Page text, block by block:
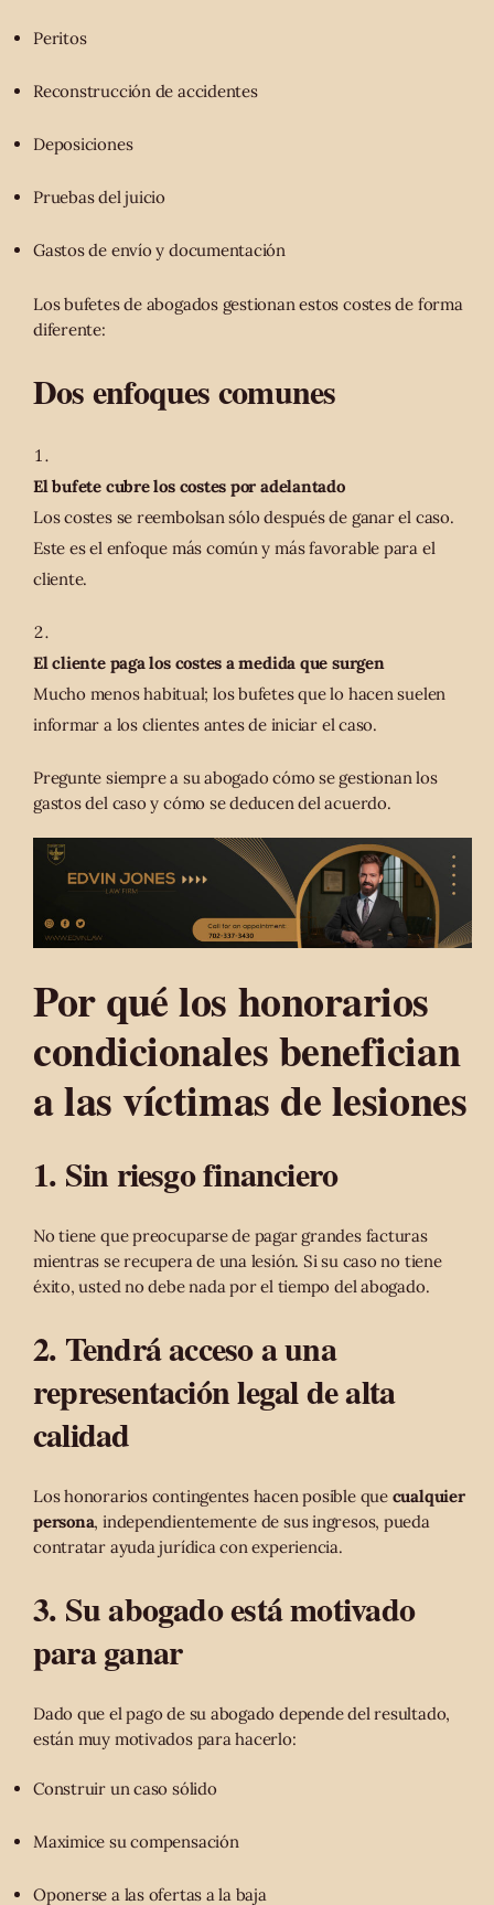
Peritos
Reconstrucción de accidentes
Deposiciones
Pruebas del juicio
Gastos de envío y documentación
Los bufetes de abogados gestionan estos costes de forma
diferente:
Dos enfoques comunes
El bufete cubre los costes por adelantado
Los costes se reembolsan sólo después de ganar el caso.
Este es el enfoque más común y más favorable para el
cliente.
El cliente paga los costes a medida que surgen
Mucho menos habitual; los bufetes que lo hacen suelen
informar a los clientes antes de iniciar el caso.
Pregunte siempre a su abogado cómo se gestionan los
gastos del caso y cómo se deducen del acuerdo.
Por qué los honorarios
condicionales benefician
a las víctimas de lesiones
1. Sin riesgo financiero
No tiene que preocuparse de pagar grandes facturas
mientras se recupera de una lesión. Si su caso no tiene
éxito, usted no debe nada por el tiempo del abogado.
2. Tendrá acceso a una
representación legal de alta
calidad
Los honorarios contingentes hacen posible que cualquier
persona, independientemente de sus ingresos, pueda
contratar ayuda jurídica con experiencia.
3. Su abogado está motivado
para ganar
Dado que el pago de su abogado depende del resultado,
están muy motivados para hacerlo:
Construir un caso sólido
Maximice su compensación
Oponerse a las ofertas a la baja